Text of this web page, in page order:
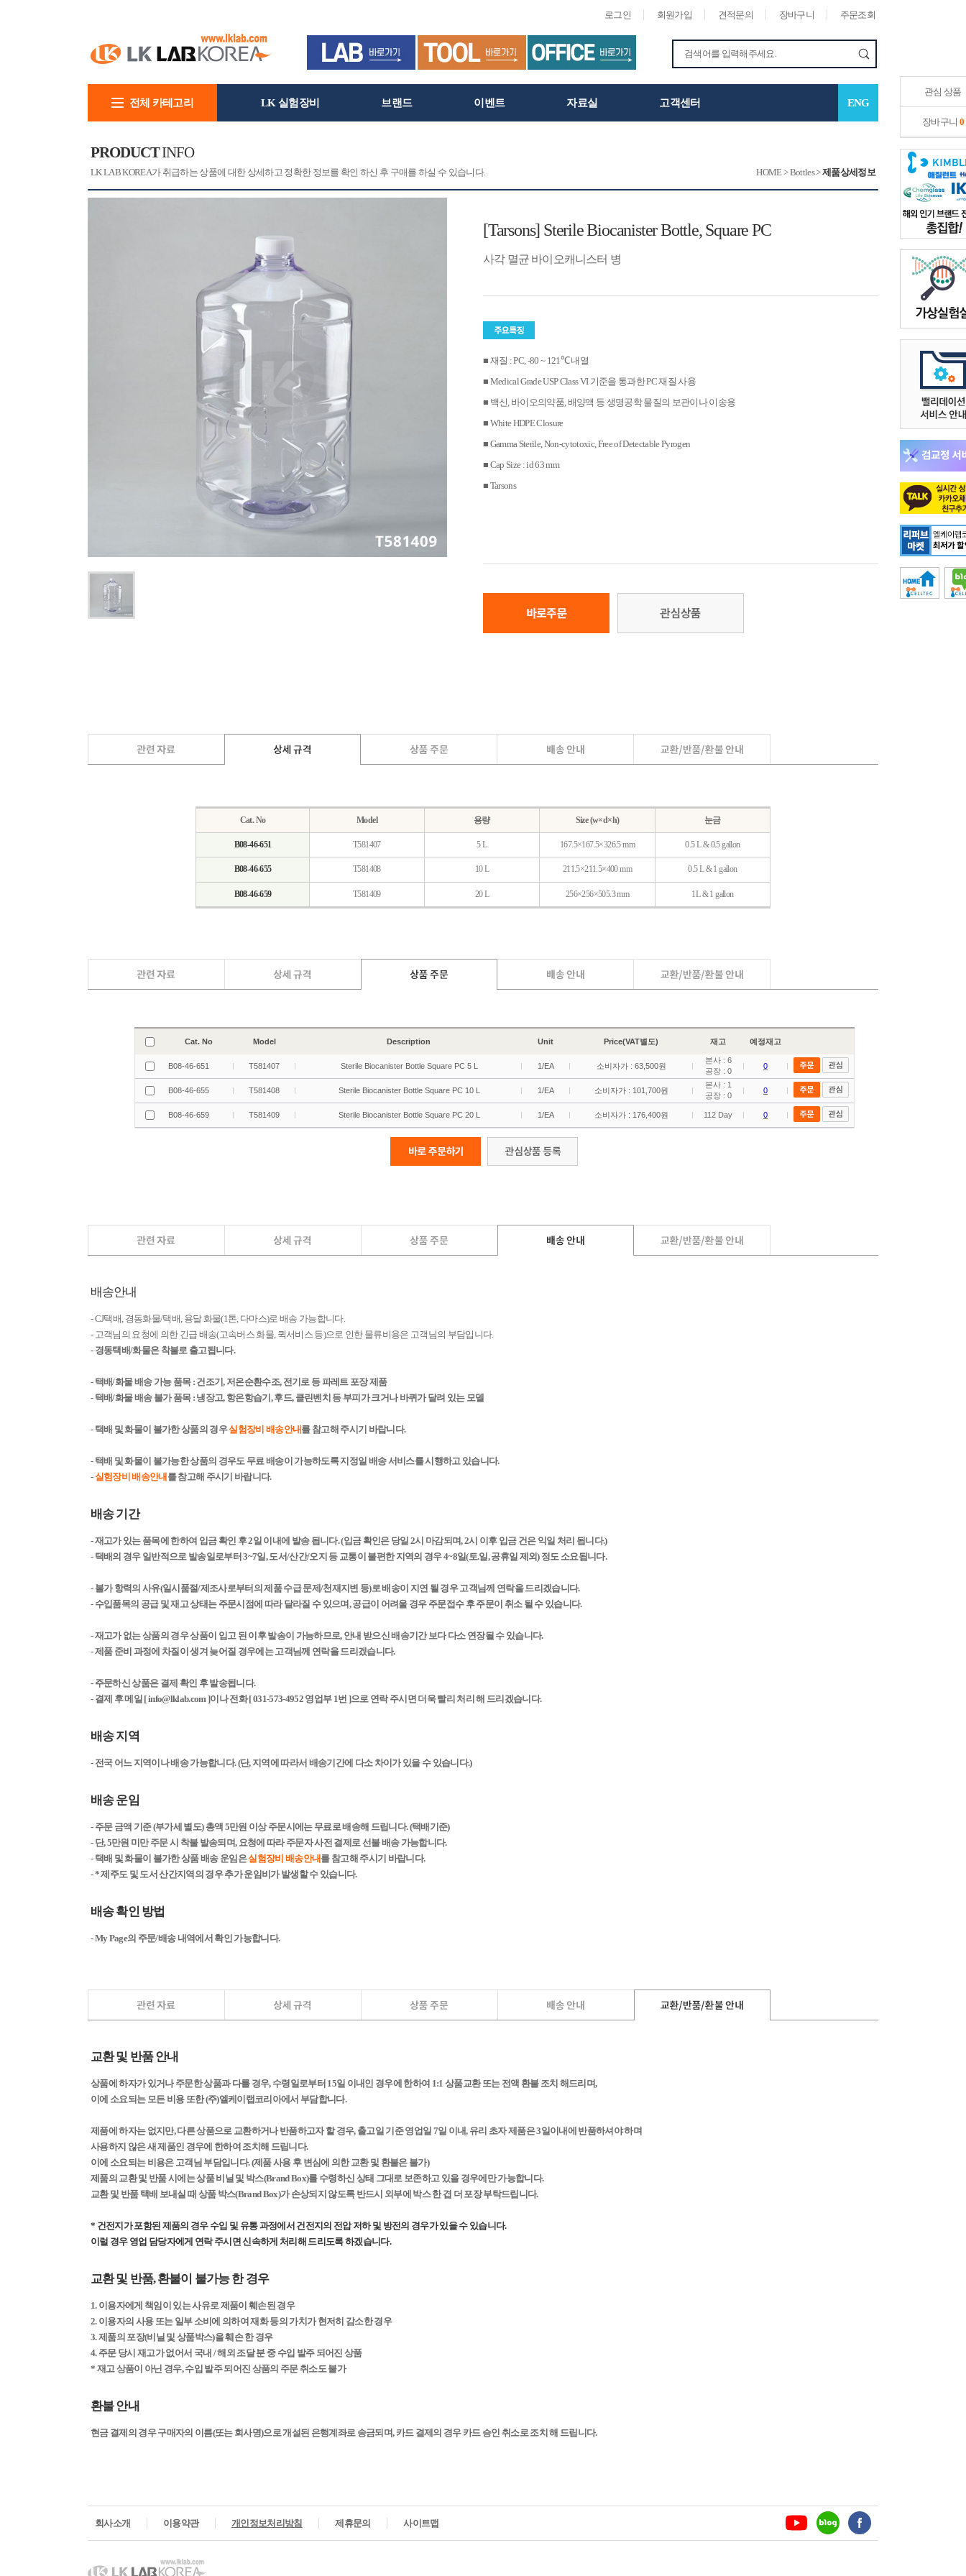
로그인 회원가입 견적문의 장바구니 주문조회
관심 상품
장바구니 0
전체 카테고리 LK 실험장비 브랜드 이벤트 자료실 고객센터 ENG
PRODUCTINFO
LK LAB KOREA가 취급하는 상품에 대한 상세하고 정확한 정보를 확인 하신 후 구매를 하실 수 있습니다. HOME>Bottles>제품상세정보
[Tarsons] Sterile Biocanister Bottle, Square PC
사각 멸균 바이오캐니스터 병
■ 재질 : PC, -80 ~ 121℃ 내열
■ Medical Grade USP Class VI 기준을 통과한 PC 재질 사용
■ 백신, 바이오의약품, 배양액 등 생명공학 물질의 보관이나 이송용
■ White HDPE Closure
■ Gamma Sterile, Non-cytotoxic, Free of Detectable Pyrogen
■ Cap Size : id 63 mm
■ Tarsons
Cat. No Model 용량 Size (w×d×h) 눈금
B08-46-651 T581407 5 L 167.5×167.5×326.5 mm 0.5 L & 0.5 gallon
B08-46-655 T581408 10 L 211.5×211.5×400 mm 0.5 L & 1 gallon
B08-46-659 T581409 20 L 256×256×505.3 mm 1L & 1 gallon
배송안내
- CJ택배, 경동화물/택배, 용달 화물(1톤, 다마스)로 배송 가능합니다.
- 고객님의 요청에 의한 긴급 배송(고속버스 화물, 퀵서비스 등)으로 인한 물류비용은 고객님의 부담입니다.
- 경동택배/화물은 착불로 출고됩니다.
- 택배/화물 배송 가능 품목 : 건조기, 저온순환수조, 전기로 등 파레트 포장 제품
- 택배/화물 배송 불가 품목 : 냉장고, 항온항습기, 후드, 클린벤치 등 부피가 크거나 바퀴가 달려 있는 모델
- 택배 및 화물이 불가한 상품의 경우실험장비 배송안내를 참고해 주시기 바랍니다.
- 택배 및 화물이 불가능한 상품의 경우도 무료 배송이 가능하도록 지정일 배송 서비스를 시행하고 있습니다.
-실험장비 배송안내 를 참고해 주시기 바랍니다.
배송 기간
- 재고가 있는 품목에 한하여 입금 확인 후 2일 이내에 발송 됩니다. (입금 확인은 당일 2시 마감되며, 2시 이후 입금 건은 익일 처리 됩니다.)
- 택배의 경우 일반적으로 발송일로부터 3~7일, 도서/산간/오지 등 교통이 불편한 지역의 경우 4~8일(토.일, 공휴일 제외) 정도 소요됩니다.
- 불가 항력의 사유(일시품절/제조사로부터의 제품 수급 문제/천재지변 등)로 배송이 지연 될 경우 고객님께 연락을 드리겠습니다.
- 수입품목의 공급 및 재고 상태는 주문시점에 따라 달라질 수 있으며, 공급이 어려울 경우 주문접수 후 주문이 취소 될 수 있습니다.
- 재고가 없는 상품의 경우 상품이 입고 된 이후 발송이 가능하므로, 안내 받으신 배송기간 보다 다소 연장될 수 있습니다.
- 제품 준비 과정에 차질이 생겨 늦어질 경우에는 고객님께 연락을 드리겠습니다.
- 주문하신 상품은 결제 확인 후 발송됩니다.
- 결제 후 메일 [ info@lklab.com ]이나 전화 [ 031-573-4952 영업부 1번 ]으로 연락 주시면 더욱 빨리 처리 해 드리겠습니다.
배송 지역
- 전국 어느 지역이나 배송 가능합니다. (단, 지역에 따라서 배송기간에 다소 차이가 있을 수 있습니다.)
배송 운임
- 주문 금액 기준 (부가세 별도) 총액 5만원 이상 주문시에는 무료로 배송해 드립니다. (택배기준)
- 단, 5만원 미만 주문 시 착불 발송되며, 요청에 따라 주문자 사전 결제로 선불 배송 가능합니다.
- 택배 및 화물이 불가한 상품 배송 운임은실험장비 배송안내를 참고해 주시기 바랍니다.
- * 제주도 및 도서 산간지역의 경우 추가 운임비가 발생할 수 있습니다.
배송 확인 방법
- My Page의 주문/배송 내역에서 확인 가능합니다.
교환 및 반품 안내
상품에 하자가 있거나 주문한 상품과 다를 경우, 수령일로부터 15일 이내인 경우에 한하여 1:1 상품교환 또는 전액 환불 조치 해드리며,
이에 소요되는 모든 비용 또한 (주)엘케이랩코리아에서 부담합니다.
제품에 하자는 없지만, 다른 상품으로 교환하거나 반품하고자 할 경우, 출고일 기준 영업일 7일 이내, 유리 초자 제품은 3일이내에 반품하셔야 하며
사용하지 않은 새 제품인 경우에 한하여 조치해 드립니다.
이에 소요되는 비용은 고객님 부담입니다. (제품 사용 후 변심에 의한 교환 및 환불은 불가)
제품의 교환 및 반품 시에는 상품 비닐 및 박스(Brand Box)를 수령하신 상태 그대로 보존하고 있을 경우에만 가능합니다.
교환 및 반품 택배 보내실 때 상품 박스(Brand Box)가 손상되지 않도록 반드시 외부에 박스 한 겹 더 포장 부탁드립니다.
* 건전지가 포함된 제품의 경우 수입 및 유통 과정에서 건전지의 전압 저하 및 방전의 경우가 있을 수 있습니다.
이럴 경우 영업 담당자에게 연락 주시면 신속하게 처리해 드리도록 하겠습니다.
교환 및 반품, 환불이 불가능 한 경우
1. 이용자에게 책임이 있는 사유로 제품이 훼손된 경우
2. 이용자의 사용 또는 일부 소비에 의하여 재화 등의 가치가 현저히 감소한 경우
3. 제품의 포장(비닐 및 상품박스)을 훼손 한 경우
4. 주문 당시 재고가 없어서 국내 / 해외 조달 분 중 수입 발주 되어진 상품
* 재고 상품이 아닌 경우, 수입 발주 되어진 상품의 주문 취소도 불가
환불 안내
현금 결제의 경우 구매자의 이름(또는 회사명)으로 개설된 은행계좌로 송금되며, 카드 결제의 경우 카드 승인 취소로 조치 해 드립니다.
회사소개 이용약관 개인정보처리방침 제휴문의 사이트맵